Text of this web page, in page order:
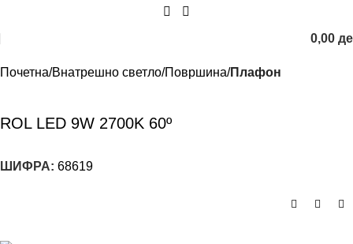
0,00
Почетна Внатрешно светло Површина Плафон
ROL LED 9W 2700K 60º
ШИФРА: 68619